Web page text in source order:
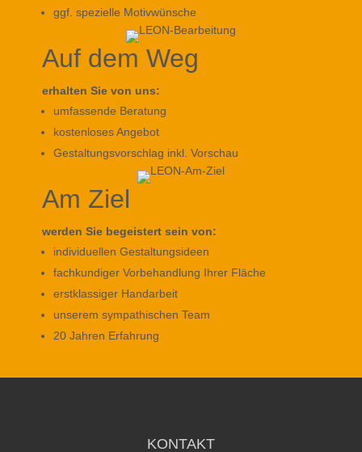
ggf. spezielle Motivwünsche
Auf dem Weg
erhalten Sie von uns:
umfassende Beratung
kostenloses Angebot
Gestaltungsvorschlag inkl. Vorschau
Am Ziel
werden Sie begeistert sein von:
individuellen Gestaltungsideen
fachkundiger Vorbehandlung Ihrer Fläche
erstklassiger Handarbeit
unserem sympathischen Team
20 Jahren Erfahrung
KONTAKT